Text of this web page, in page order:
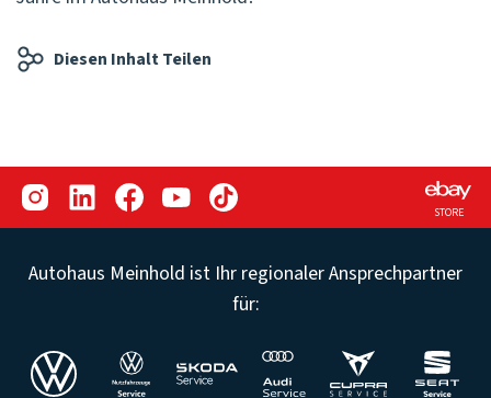
Diesen Inhalt Teilen
STORE
Autohaus Meinhold ist Ihr regionaler Ansprechpartner
für: